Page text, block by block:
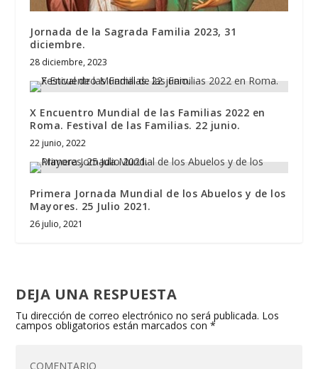
Jornada de la Sagrada Familia 2023, 31
diciembre.
28 diciembre, 2023
X Encuentro Mundial de las Familias 2022 en
Roma. Festival de las Familias. 22 junio.
22 junio, 2022
Primera Jornada Mundial de los Abuelos y de los
Mayores. 25 Julio 2021.
26 julio, 2021
DEJA UNA RESPUESTA
Tu dirección de correo electrónico no será publicada. Los
campos obligatorios están marcados con*